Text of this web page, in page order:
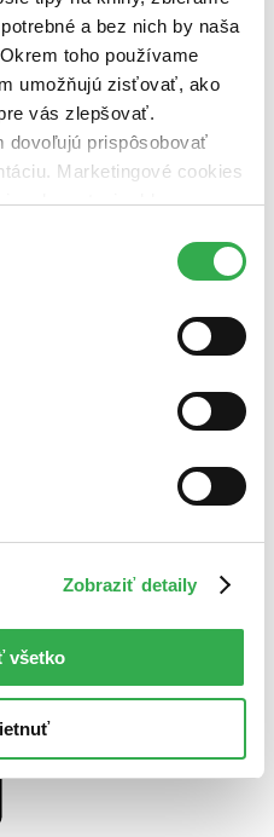
a bez nich by naša
toho používame
umožňujú zisťovať, ako
vás zlepšovať.
dovoľujú prispôsobovať
Marketingové cookies
relevantnej reklamy.
používať všetky tieto
Zobraziť detaily
všetko
aplikáciou